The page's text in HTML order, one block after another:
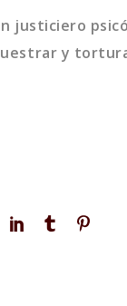
justiciero
y